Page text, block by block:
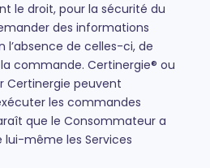
le droit, pour la sécurité du
des informations
l’absence de celles-ci, de
commande. Certinergie® ou
Certinergie peuvent
les commandes
que le Consommateur a
lui-même les Services